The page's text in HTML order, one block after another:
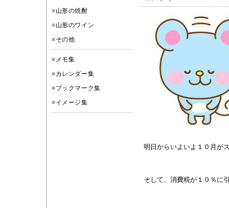
■山形の焼酎
■山形のワイン
■その他
■ メモ集
■カレンダー集
■ブックマーク集
■イメージ集
明日からいよいよ１０月が
そして、消費税が１０％に